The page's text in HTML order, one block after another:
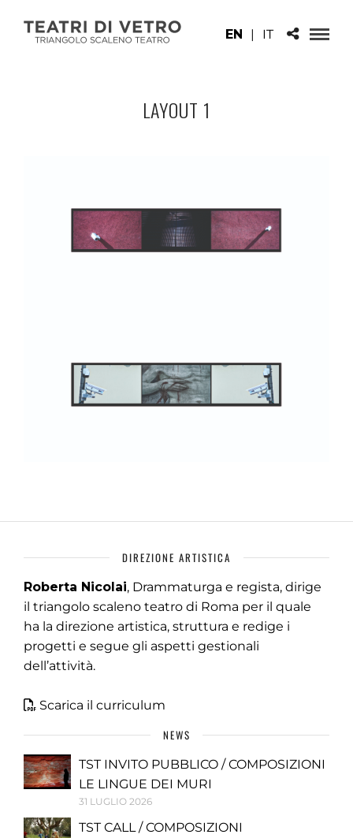
EN | IT
LAYOUT 1
DIREZIONE ARTISTICA
Roberta Nicolai, Drammaturga e regista, dirige
il triangolo scaleno teatro di Roma per il quale
ha la direzione artistica, struttura e redige i
progetti e segue gli aspetti gestionali
dell’attività.
Scarica il curriculum
NEWS
TST INVITO PUBBLICO / COMPOSIZIONI
LE LINGUE DEI MURI
31 LUGLIO 2026
TST CALL / COMPOSIZIONI